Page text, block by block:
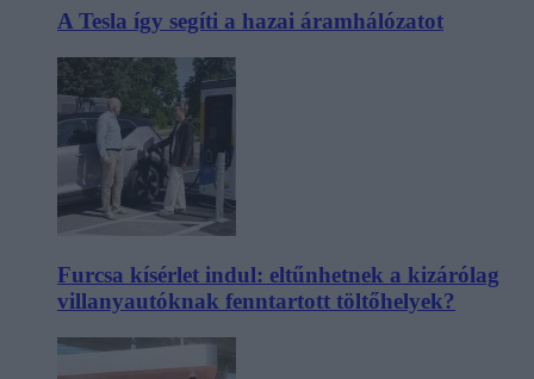
A Tesla így segíti a hazai áramhálózatot
Furcsa kísérlet indul: eltűnhetnek a kizárólag
villanyautóknak fenntartott töltőhelyek?